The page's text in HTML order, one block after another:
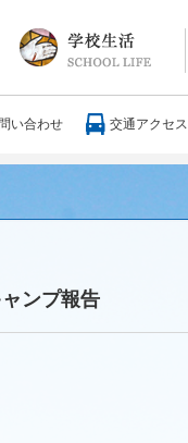
行事・イベント
部活動
ボランティア
サレジアンエピソード
サレジオの日々(ブログ)
い合わせ 交通アクセス
ンプ報告